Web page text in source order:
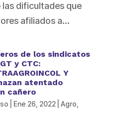
las dificultades que
afiliados a...
de los sindicatos
y CTC:
Y
atentado
cañero
Ene 26, 2022| Agro